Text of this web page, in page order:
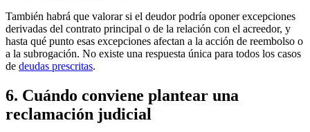
También habrá que valorar si el deudor podría oponer excepciones
derivadas del contrato principal o de la relación con el acreedor, y
hasta qué punto esas excepciones afectan a la acción de reembolso o
a la subrogación. No existe una respuesta única para todos los casos
de deudas prescritas.
6. Cuándo conviene plantear una
reclamación judicial